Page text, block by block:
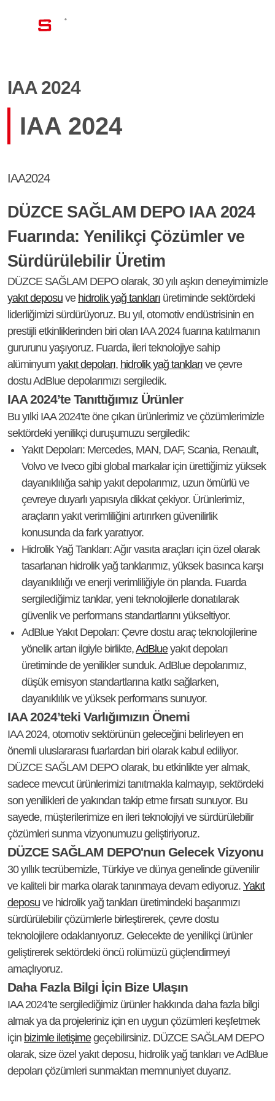
IAA 2024
IAA 2024
IAA2024
DÜZCE SAĞLAM DEPO IAA 2024
Fuarında: Yenilikçi Çözümler ve
Sürdürülebilir Üretim
DÜZCE SAĞLAM DEPO olarak, 30 yılı aşkın deneyimimizle
yakıt deposu ve hidrolik yağ tankları üretiminde sektördeki
liderliğimizi sürdürüyoruz. Bu yıl, otomotiv endüstrisinin en
prestijli etkinliklerinden biri olan IAA 2024 fuarına katılmanın
gururunu yaşıyoruz. Fuarda, ileri teknolojiye sahip
alüminyum yakıt depoları, hidrolik yağ tankları ve çevre
dostu AdBlue depolarımızı sergiledik.
IAA 2024’te Tanıttığımız Ürünler
Bu yılki IAA 2024'te öne çıkan ürünlerimiz ve çözümlerimizle
sektördeki yenilikçi duruşumuzu sergiledik:
Yakıt Depoları: Mercedes, MAN, DAF, Scania, Renault,
Volvo ve Iveco gibi global markalar için ürettiğimiz yüksek
dayanıklılığa sahip yakıt depolarımız, uzun ömürlü ve
çevreye duyarlı yapısıyla dikkat çekiyor. Ürünlerimiz,
araçların yakıt verimliliğini artırırken güvenilirlik
konusunda da fark yaratıyor.
Hidrolik Yağ Tankları: Ağır vasıta araçları için özel olarak
tasarlanan hidrolik yağ tanklarımız, yüksek basınca karşı
dayanıklılığı ve enerji verimliliğiyle ön planda. Fuarda
sergilediğimiz tanklar, yeni teknolojilerle donatılarak
güvenlik ve performans standartlarını yükseltiyor.
AdBlue Yakıt Depoları: Çevre dostu araç teknolojilerine
yönelik artan ilgiyle birlikte,AdBlueyakıt depoları
üretiminde de yenilikler sunduk. AdBlue depolarımız,
düşük emisyon standartlarına katkı sağlarken,
dayanıklılık ve yüksek performans sunuyor.
IAA 2024’teki Varlığımızın Önemi
IAA 2024, otomotiv sektörünün geleceğini belirleyen en
önemli uluslararası fuarlardan biri olarak kabul ediliyor.
DÜZCE SAĞLAM DEPO olarak, bu etkinlikte yer almak,
sadece mevcut ürünlerimizi tanıtmakla kalmayıp, sektördeki
son yenilikleri de yakından takip etme fırsatı sunuyor. Bu
sayede, müşterilerimize en ileri teknolojiyi ve sürdürülebilir
çözümleri sunma vizyonumuzu geliştiriyoruz.
DÜZCE SAĞLAM DEPO'nun Gelecek Vizyonu
30 yıllık tecrübemizle, Türkiye ve dünya genelinde güvenilir
ve kaliteli bir marka olarak tanınmaya devam ediyoruz. Yakıt
deposu ve hidrolik yağ tankları üretimindeki başarımızı
sürdürülebilir çözümlerle birleştirerek, çevre dostu
teknolojilere odaklanıyoruz. Gelecekte de yenilikçi ürünler
geliştirerek sektördeki öncü rolümüzü güçlendirmeyi
amaçlıyoruz.
Daha Fazla Bilgi İçin Bize Ulaşın
IAA 2024’te sergilediğimiz ürünler hakkında daha fazla bilgi
almak ya da projeleriniz için en uygun çözümleri keşfetmek
için bizimle iletişimegeçebilirsiniz. DÜZCE SAĞLAM DEPO
olarak, size özel yakıt deposu, hidrolik yağ tankları ve AdBlue
depoları çözümleri sunmaktan memnuniyet duyarız.